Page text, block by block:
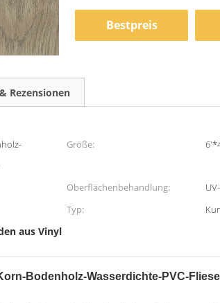
Bestpreis
Rezensionen
Größe:
Oberflächenbehandlung:
Typ:
aus Vinyl
Bodenholz-Wasserdichte-PVC-